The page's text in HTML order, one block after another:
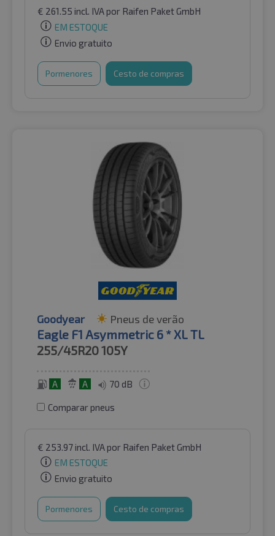
€ 261.55 incl. IVApor Raifen Paket GmbH
EM ESTOQUE
Envio gratuito
Pormenores Cesto de compras
Goodyear Pneus de verão
Eagle F1 Asymmetric 6 * XL TL
255/45R20105Y
A A 70 dB
Comparar pneus
€ 253.97incl. IVA por Raifen Paket GmbH
EM ESTOQUE
Envio gratuito
Pormenores Cesto de compras